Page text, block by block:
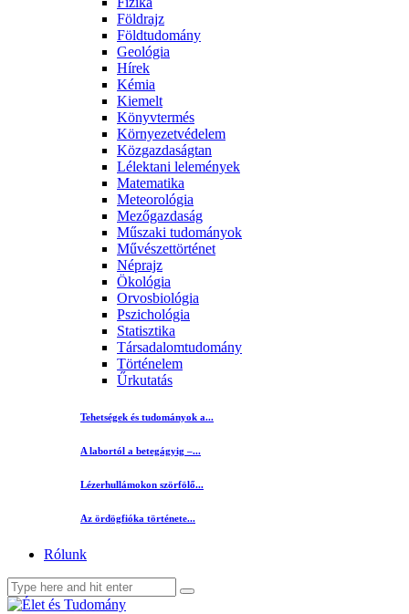
Földrajz
Földtudomány
Geológia
Hírek
Kémia
Kiemelt
Könyvtermés
Környezetvédelem
Közgazdaságtan
Lélektani lelemények
Matematika
Meteorológia
Mezőgazdaság
Műszaki tudományok
Művészettörténet
Néprajz
Ökológia
Orvosbiológia
Pszichológia
Statisztika
Társadalomtudomány
Történelem
Űrkutatás
Tehetségek és tudományok a...
A labortól a betegágyig –...
Lézerhullámokon szörfölő...
Az ördögfióka története...
Rólunk